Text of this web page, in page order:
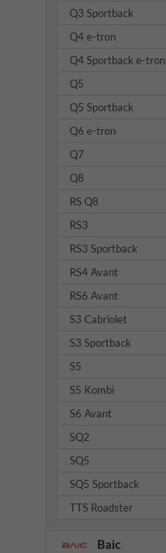
Q3 Sportback
Q4 e-tron
Q4 Sportback e-tron
Q5
Q5 Sportback
Q6 e-tron
Q7
Q8
RS Q8
RS3
RS3 Sportback
RS4 Avant
RS6 Avant
S3 Cabriolet
S3 Sportback
S5
S5 Kombi
S6 Avant
SQ2
SQ5
SQ5 Sportback
TTS Roadster
Baic